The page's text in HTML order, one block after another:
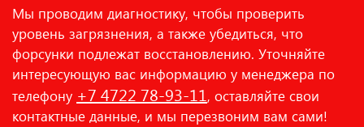
Мы проводим диагностику, чтобы проверить
уровень загрязнения, а также убедиться, что
форсунки подлежат восстановлению. Уточняйте
интересующую вас информацию у менеджера по
телефону +7 4722 78-93-11 , оставляйте свои
контактные данные, и мы перезвоним вам сами!